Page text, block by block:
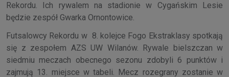
Rekordu. Ich rywalem na stadionie w Cygańskim Lesie
będzie zespół Gwarka Ornontowice.
Futsalowcy Rekordu w 8. kolejce Fogo Ekstraklasy spotkają
się z zespołem AZS UW Wilanów. Rywale bielszczan w
siedmiu meczach obecnego sezonu zdobyli 6 punktów i
zajmują 13. miejsce w tabeli. Mecz rozegrany zostanie w